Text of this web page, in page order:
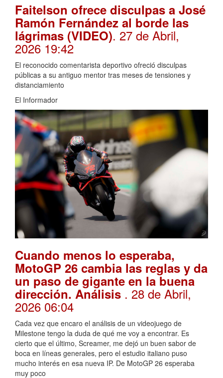
Faitelson ofrece disculpas a José
Ramón Fernández al borde las
lágrimas (VIDEO). 27 de Abril,
2026 19:42
El reconocido comentarista deportivo ofreció disculpas
públicas a su antiguo mentor tras meses de tensiones y
distanciamiento
El Informador
Cuando menos lo esperaba,
MotoGP 26 cambia las reglas y da
un paso de gigante en la buena
dirección. Análisis . 28 de Abril,
2026 06:04
Cada vez que encaro el análisis de un videojuego de
Milestone tengo la duda de qué me voy a encontrar. Es
cierto que el último, Screamer, me dejó un buen sabor de
boca en líneas generales, pero el estudio italiano puso
mucho interés en esa nueva IP. De MotoGP 26 esperaba
muy poco